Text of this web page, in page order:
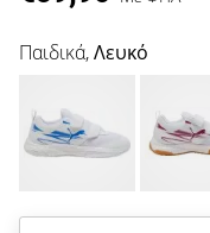
ως
πρεσβευτής
μάρκας
μας.
Παιδικά,Λευκό